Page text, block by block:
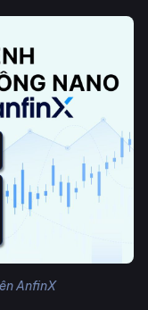
AnfinX